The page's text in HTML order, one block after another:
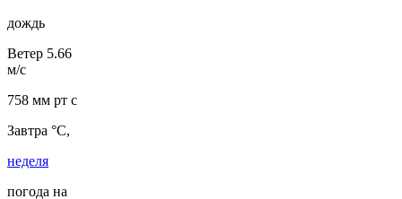
дождь
Ветер 5.66
м/с
758 мм рт с
Завтра °C,
неделя
погода на